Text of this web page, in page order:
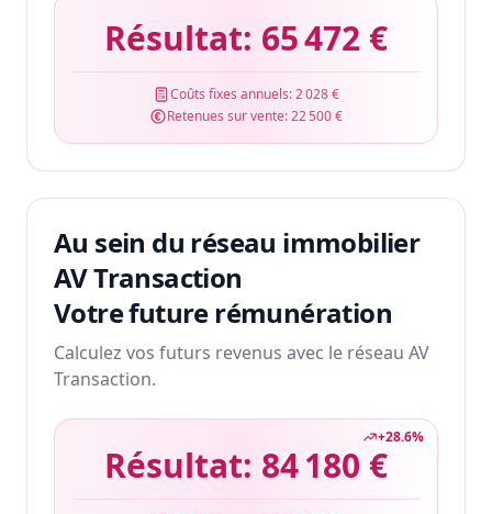
Résultat: 65 472 €
Coûts fixes annuels:2 028 €
Retenues sur vente:22 500 €
Au sein du réseau immobilier
AV Transaction
Votre future rémunération
Calculez vos futurs revenus avec le réseau AV
Transaction.
+28.6%
Résultat: 84 180 €